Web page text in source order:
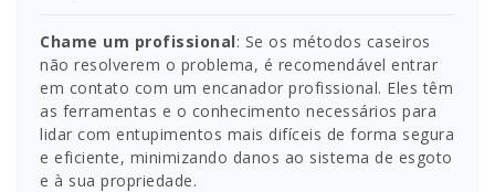
Chame um profissional: Se os métodos caseiros
não resolverem o problema, é recomendável entrar
em contato com um encanador profissional. Eles têm
as ferramentas e o conhecimento necessários para
lidar com entupimentos mais difíceis de forma segura
e eficiente, minimizando danos ao sistema de esgoto
e à sua propriedade.